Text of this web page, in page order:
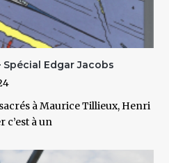
Spécial Edgar Jacobs
à Maurice Tillieux, Henri
c’est à un